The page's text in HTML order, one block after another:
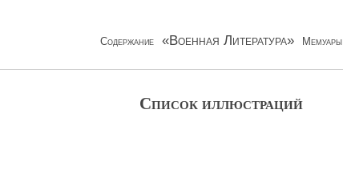
Содержание «Военная Литература» Мемуары
Список иллюстраций